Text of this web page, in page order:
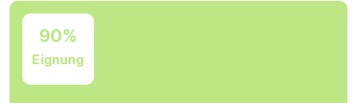
90%
Eignung